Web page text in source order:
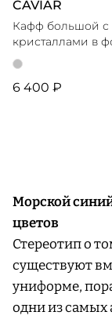
CAVIAR
Кафф большой с
кристаллами в
капли
6 400 ₽
Морской
цветов
Стереотип о
существуют
униформе,
одни из самых